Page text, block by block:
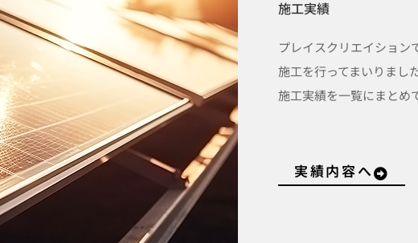
施工実績
プレイスクリエイション
施工を行ってまいりました
施工実績を一覧にまとめ
実績内容へ